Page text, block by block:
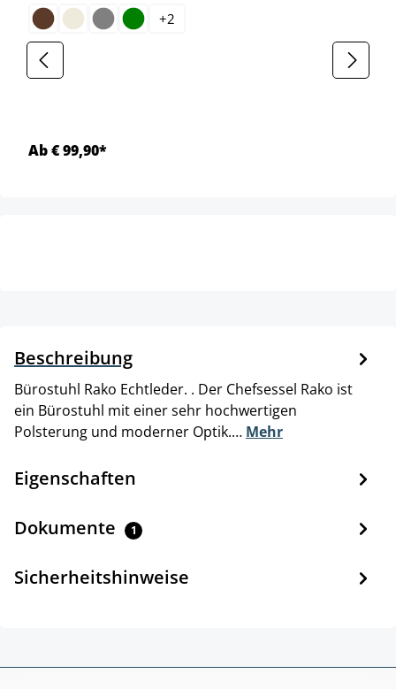
+2
Ab € 99,90*
Beschreibung
Bürostuhl Rako Echtleder. . Der Chefsessel Rako ist
ein Bürostuhl mit einer sehr hochwertigen
Polsterung und moderner Optik.… Mehr
Eigenschaften
Dokumente 1
Sicherheitshinweise